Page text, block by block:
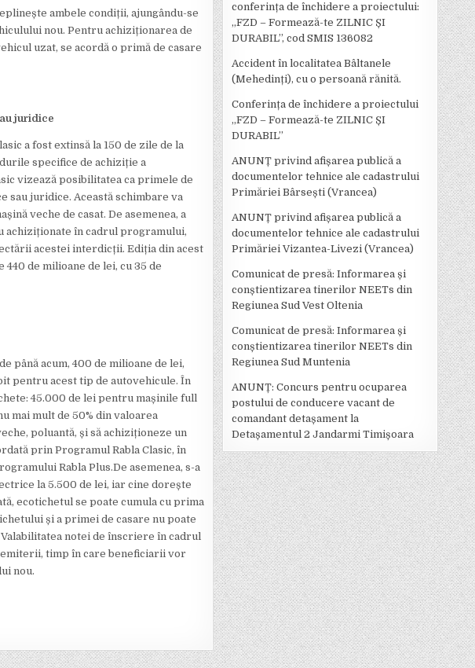
ambele condiții, ajungându-se
nou. Pentru achiziționarea de
uzat, se acordă o primă de casare
juridice
a fost extinsă la 150 de zile de la
specifice de achiziție a
vizează posibilitatea ca primele de
juridice. Această schimbare va
veche de casat. De asemenea, a
achiziționate în cadrul programului,
acestei interdicții. Ediția din acest
440 de milioane de lei, cu 35 de
până acum, 400 de milioane de lei,
pentru acest tip de autovehicule. În
45.000 de lei pentru mașinile full
mai mult de 50% din valoarea
poluantă, și să achiziționeze un
prin Programul Rabla Clasic, în
Rabla Plus.De asemenea, s-a
la 5.500 de lei, iar cine dorește
ecotichetul se poate cumula cu prima
și a primei de casare nu poate
notei de înscriere în cadrul
emiterii, timp în care beneficiarii vor
nou.
conferința de închidere a proiectului:
,,FZD – Formează-te ZILNIC ȘI
DURABIL’’, cod SMIS 136082
Accident în localitatea Bâltanele
(Mehedinți), cu o persoană rănită.
Conferința de închidere a proiectului
,,FZD – Formează-te ZILNIC ȘI
DURABIL’’
ANUNȚ privind afișarea publică a
documentelor tehnice ale cadastrului
Primăriei Bârsești (Vrancea)
ANUNȚ privind afișarea publică a
documentelor tehnice ale cadastrului
Primăriei Vizantea-Livezi (Vrancea)
Comunicat de presă: Informarea și
conștientizarea tinerilor NEETs din
Regiunea Sud Vest Oltenia
Comunicat de presă: Informarea și
conștientizarea tinerilor NEETs din
Regiunea Sud Muntenia
ANUNȚ: Concurs pentru ocuparea
postului de conducere vacant de
comandant detașament la
Detașamentul 2 Jandarmi Timișoara